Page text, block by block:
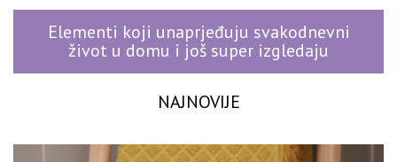
Elementi koji unaprjeđuju svakodnevni
život u domu i još super izgledaju
NAJNOVIJE